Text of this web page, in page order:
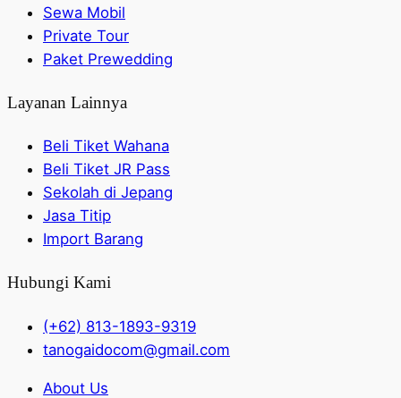
Sewa Mobil
Private Tour
Paket Prewedding
Layanan Lainnya
Beli Tiket Wahana
Beli Tiket JR Pass
Sekolah di Jepang
Jasa Titip
Import Barang
Hubungi Kami
(+62) 813-1893-9319
tanogaidocom@gmail.com
About Us